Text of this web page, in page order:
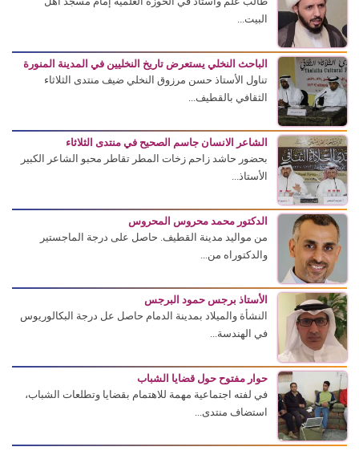
البيت...
الباحث النخلي يستعرض تاريخ النخليين في المدينة المنورة
تناول الأستاذ حسن مرزوق النخلي ضيف منتدى الثلاثاء
الثقافي بالقطيف...
الشاعر الانسان جاسم الصحيح في منتدى الثلاثاء
بحضور حاشد زاحم زخات المطر تقاطر محبو الشاعر الكبير
الأستاذ...
الدكتور محمد محروس المحروس
من مواليد مدينة القطيف. حاصل على درجة الماجستير
والدكتوراه من...
الأستاذ برجس حمود البرجس
النشأة والميلاد بمدينة الدمام حاصل عل درجة البكالوريوس
في الهندسة...
حوار مفتوح حول قضايا الشباب
في لفته اجتماعية مهمة للاهتمام بقضايا وتطلعات الشباب،
استضاف منتدى...